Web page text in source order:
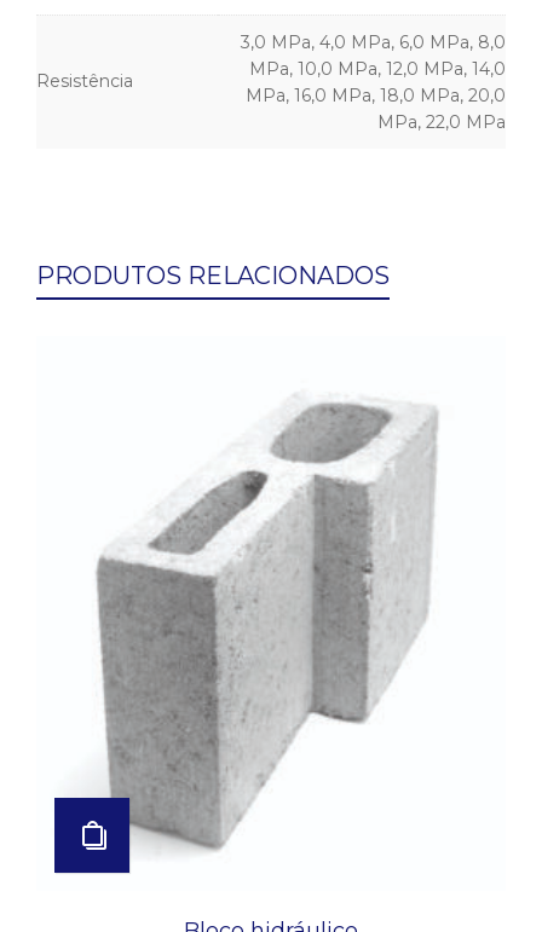
Resistência
3,0 MPa, 4,0 MPa, 6,0 MPa, 8,0
MPa, 10,0 MPa, 12,0 MPa, 14,0
MPa, 16,0 MPa, 18,0 MPa, 20,0
MPa, 22,0 MPa
PRODUTOS RELACIONADOS